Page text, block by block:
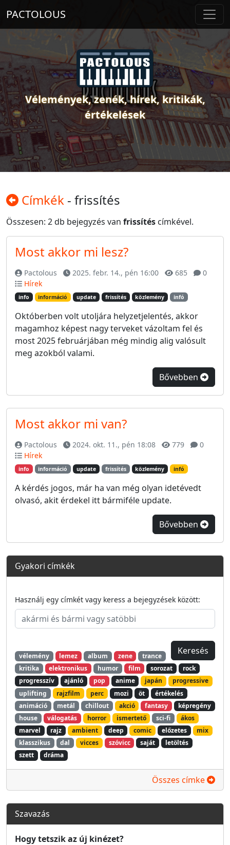
PACTOLOUS
Vélemények, zenék, hírek, kritikák,
értékelések
Címkék - frissítés
Összesen: 2 db bejegyzés van frissítés címkével.
Most akkor mi lesz?
Pactolous 2025. febr. 14., pén 16:00 685
0
Hírek
info információ update frissítés közlemény infó
Októberben volt utoljára helyzetjelentés, akkor
magamhoz képest nagy terveket vázoltam fel és
most 2025 februárjában még mindig alig valósult
meg azokból valami.
Bővebben
Most akkor mi van?
Pactolous 2024. okt. 11., pén 18:08 779
0
Hírek
info információ update frissítés közlemény infó
A kérdés jogos, már ha van még olyan idetévedt
olvasó, akit érdekel itt bármiféle update.
Bővebben
Gyakori címkék
Használj egy címkét vagy keress a bejegyzések között:
vélemény lemez album zene
trance
kritika
elektronikus humor film sorozat
rock
progresszív
ajánló pop anime japán
progressive
uplifting
rajzfilm perc mozi öt
értékelés
animáció
metál chillout akció fantasy
képregény
house
válogatás horror ismertető sci-fi
ákos
marvel
rajz ambient deep comic előzetes
mix
klasszikus
dal vicces szóvicc saját
letöltés
szett
dráma
Összes címke
Szavazás
Hogy tetszik az új kinézet?